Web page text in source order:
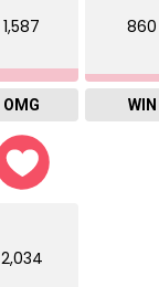
1,587
OMG
860
WIN
2,034